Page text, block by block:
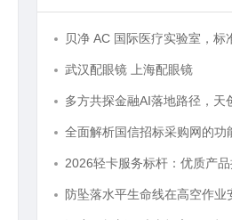
武汉配眼镜 上海配眼镜